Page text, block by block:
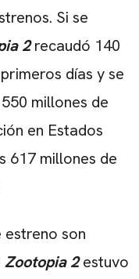
Si se
2recaudó 140
días y se
millones de
en Estados
617 millones de
estreno son
Zootopia 2estuvo